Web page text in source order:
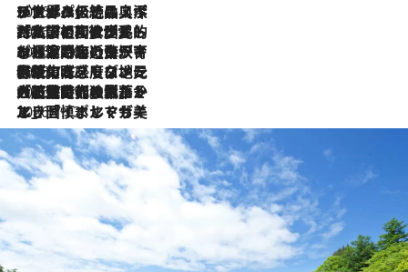
2026.8.8
リスボンの絶品スイーツ「パステル・デ・ナタ」とは？ポルトガル伝統の奥深い世界へ
2026.7.27
「私の祖国はポルトガル語です」国民的詩人フェルナンド・ペソアと、彼が愛した文学の街を歩く
2026.7.26
ポルトガル近海が育む極上の海の幸。キリリと冷えた白ワインと愉しむ、シーフード専門店の贅沢
2026.7.22
伝統の味をモダンに昇華。高感度な地元客が集う、リスボンの最旬ガストロノミー
2026.7.21
大航海時代の栄華から、震災、独裁、そして革命へ。ポルトガル・首都リスボンの石畳に刻まれた「歴史の光と影」
2026.7.13
エッセイ・ヤマザキマリ「慎ましくも美しき国 ポルトガル」